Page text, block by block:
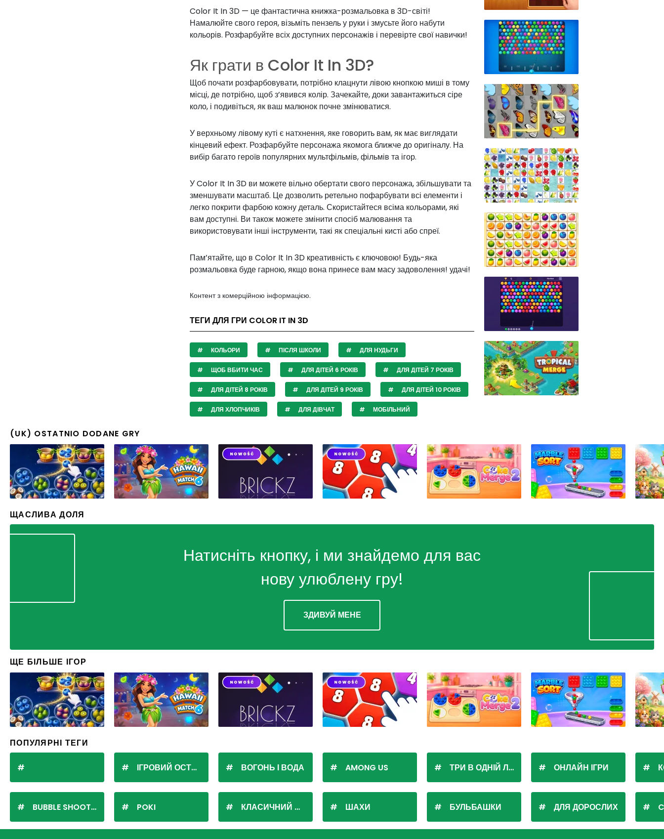
Color It In 3D — це фантастична книжка-розмальовка в 3D-світі!
Намалюйте свого героя, візьміть пензель у руки і змусьте його набути
кольорів. Розфарбуйте всіх доступних персонажів і перевірте свої навички!
Як грати в Color It In 3D?
Щоб почати розфарбовувати, потрібно клацнути лівою кнопкою миші в тому
місці, де потрібно, щоб з’явився колір. Зачекайте, доки завантажиться сіре
коло, і подивіться, як ваш малюнок почне змінюватися.
У верхньому лівому куті є натхнення, яке говорить вам, як має виглядати
кінцевий ефект. Розфарбуйте персонажа якомога ближче до оригіналу. На
вибір багато героїв популярних мультфільмів, фільмів та ігор.
У Color It In 3D ви можете вільно обертати свого персонажа, збільшувати та
зменшувати масштаб. Це дозволить ретельно пофарбувати всі елементи і
легко покрити фарбою кожну деталь. Скористайтеся всіма кольорами, які
вам доступні. Ви також можете змінити спосіб малювання та
використовувати інші інструменти, такі як спеціальні кисті або спреї.
Пам’ятайте, що в Color It In 3D креативність є ключовою! Будь-яка
розмальовка буде гарною, якщо вона принесе вам масу задоволення! удачі!
Контент з комерційною інформацією.
ТЕГИ ДЛЯ ГРИ COLOR IT IN 3D
КОЛЬОРИ ПІСЛЯ ШКОЛИ ДЛЯ НУДЬГИ
ЩОБ ВБИТИ ЧАС ДЛЯ ДІТЕЙ 6 РОКІВ ДЛЯ ДІТЕЙ 7 РОКІВ
ДЛЯ ДІТЕЙ 8 РОКІВ ДЛЯ ДІТЕЙ 9 РОКІВ ДЛЯ ДІТЕЙ 10 РОКІВ
ДЛЯ ХЛОПЧИКІВ ДЛЯ ДІВЧАТ МОБІЛЬНИЙ
(UK) OSTATNIO DODANE GRY
ЩАСЛИВА ДОЛЯ
Натисніть кнопку, і ми знайдемо для вас
нову улюблену гру!
ЗДИВУЙ МЕНЕ
ЩЕ БІЛЬШЕ ІГОР
ПОПУЛЯРНІ ТЕГИ
BUBBLE SHOOTER
ІГРОВИЙ ОСТРІВ
POKI
ВОГОНЬ І ВОДА
КЛАСИЧНИЙ ПАСЬЯНС
AMONG US
ШАХИ
ТРИ В ОДНІЙ ЛІНІЇ
БУЛЬБАШКИ
ОНЛАЙН ІГРИ
ДЛЯ ДОРОСЛИХ